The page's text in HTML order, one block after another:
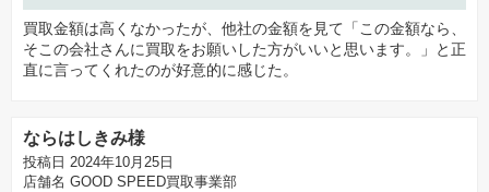
買取金額は高くなかったが、他社の金額を見て「この金額なら、
そこの会社さんに買取をお願いした方がいいと思います。」と正
直に言ってくれたのが好意的に感じた。
ならはしきみ様
投稿日 2024年10月25日
店舗名 GOOD SPEED買取事業部